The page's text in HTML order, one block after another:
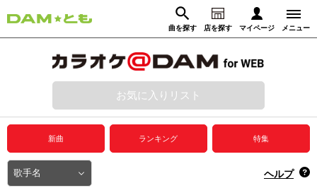
曲を探す 店を探す マイページ メニュー
動画からさがす 録音からさがす
ログイン
プレミアムサービス
DAM★とも動画
お気に入りリスト
新曲 ランキング 特集
ヘルプ